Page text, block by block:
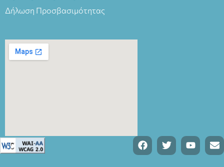
Δήλωση Προσβασιμότητας